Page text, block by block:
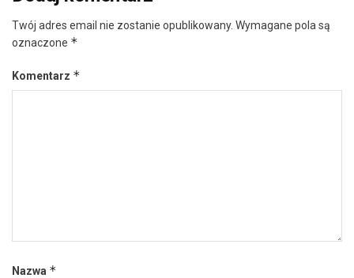
Twój adres email nie zostanie opublikowany. Wymagane pola są
oznaczone *
Komentarz *
Nazwa *